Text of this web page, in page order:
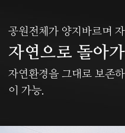
공원전체가 양지바르며
자연으로 돌아
자연환경을 그대로 보존
이 가능.